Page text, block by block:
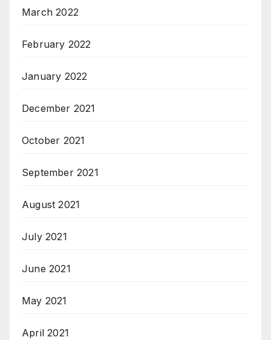
March 2022
February 2022
January 2022
December 2021
October 2021
September 2021
August 2021
July 2021
June 2021
May 2021
April 2021